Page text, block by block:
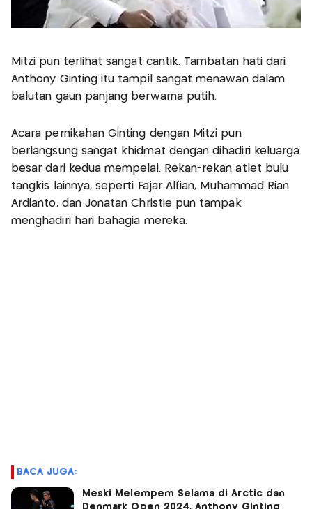
Mitzi pun terlihat sangat cantik. Tambatan hati dari
Anthony Ginting itu tampil sangat menawan dalam
balutan gaun panjang berwarna putih.
Acara pernikahan Ginting dengan Mitzi pun
berlangsung sangat khidmat dengan dihadiri keluarga
besar dari kedua mempelai. Rekan-rekan atlet bulu
tangkis lainnya, seperti Fajar Alfian, Muhammad Rian
Ardianto, dan Jonatan Christie pun tampak
menghadiri hari bahagia mereka.
BACA JUGA:
Meski Melempem Selama di Arctic dan
Denmark Open 2024, Anthony Ginting